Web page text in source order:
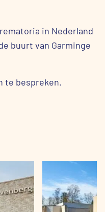
in Nederland
buurt van Garminge
te bespreken.